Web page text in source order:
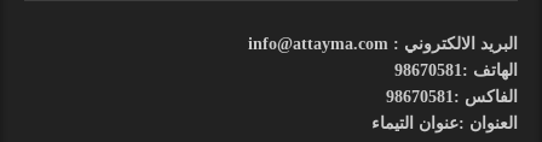
البريد الالكتروني : info@attayma.com
الهاتف :98670581
الفاكس :98670581
العنوان :عنوان التيماء